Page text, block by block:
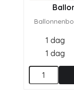
1 dag
1 dag